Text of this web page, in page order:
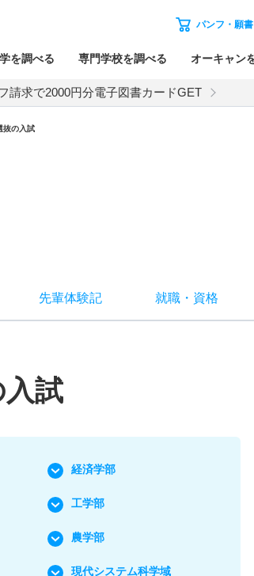
パンフ・願書
を調べる 専門学校を調べる オーキャン
請求で2000円分電子図書カードGET
抜の入試
先輩体験記 就職・ 資格
試
経済学部
工学部
農学部
現代システム科学域